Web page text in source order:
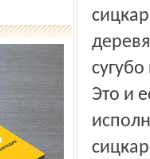
Это и